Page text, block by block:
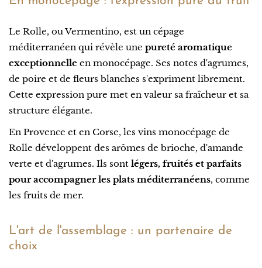
Le Rolle, ou Vermentino, est un cépage
méditerranéen qui révèle une pureté aromatique
exceptionnelle en monocépage. Ses notes d'agrumes,
de poire et de fleurs blanches s'expriment librement.
Cette expression pure met en valeur sa fraîcheur et sa
structure élégante.
En Provence et en Corse, les vins monocépage de
Rolle développent des arômes de brioche, d'amande
verte et d'agrumes. Ils sont légers, fruités et parfaits
pour accompagner les plats méditerranéens, comme
les fruits de mer.
L'art de l'assemblage : un partenaire de
choix